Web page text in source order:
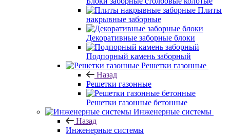
Плиты
накрывные заборные
Декоративные заборные блоки
Подпорный камень заборный
Решетки газонные
Назад
Решетки газонные
Решетки газонные бетонные
Инженерные системы
Назад
Инженерные системы